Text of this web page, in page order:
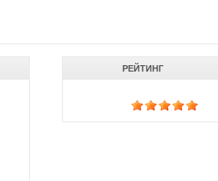
РЕЙТИНГ